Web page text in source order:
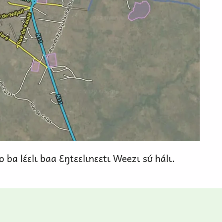
ba lɛ́ɛlɩ baa Ɛŋtɛɛlɩnɛɛtɩ Weezɩ sʊ́ hálɩ.